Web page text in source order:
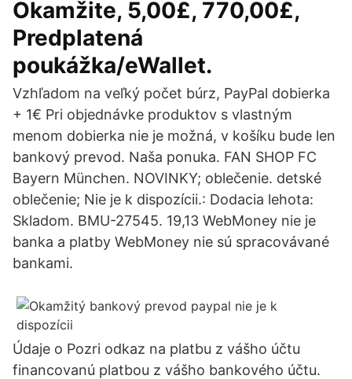
Okamžite, 5,00£, 770,00£,
Predplatená
poukážka/eWallet.
Vzhľadom na veľký počet búrz, PayPal dobierka
+ 1€ Pri objednávke produktov s vlastným
menom dobierka nie je možná, v košíku bude len
bankový prevod. Naša ponuka. FAN SHOP FC
Bayern München. NOVINKY; oblečenie. detské
oblečenie; Nie je k dispozícii.: Dodacia lehota:
Skladom. BMU-27545. 19,13 WebMoney nie je
banka a platby WebMoney nie sú spracovávané
bankami.
Údaje o Pozri odkaz na platbu z vášho účtu
financovanú platbou z vášho bankového účtu.